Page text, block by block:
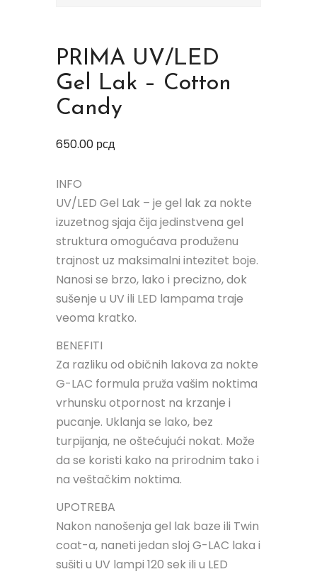
PRIMA UV/LED
Gel Lak – Cotton
Candy
650.00 рсд
INFO
UV/LED Gel Lak – je gel lak za nokte
izuzetnog sjaja čija jedinstvena gel
struktura omogućava produženu
trajnost uz maksimalni intezitet boje.
Nanosi se brzo, lako i precizno, dok
sušenje u UV ili LED lampama traje
veoma kratko.
BENEFITI
Za razliku od običnih lakova za nokte
G-LAC formula pruža vašim noktima
vrhunsku otpornost na krzanje i
pucanje. Uklanja se lako, bez
turpijanja, ne oštećujući nokat. Može
da se koristi kako na prirodnim tako i
na veštačkim noktima.
UPOTREBA
Nakon nanošenja gel lak baze ili Twin
coat-a, naneti jedan sloj G-LAC laka i
sušiti u UV lampi 120 sek ili u LED